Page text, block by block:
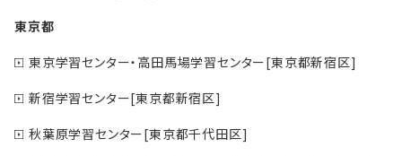
東京都
東京学習センター・高田馬場学習センター[東京都新宿区]
新宿学習センター[東京都新宿区]
秋葉原学習センター[東京都千代田区]